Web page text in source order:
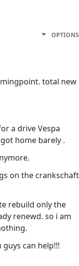
OPTIONS
total new
a drive Vespa
home barely .
on the crankschaft
rebuild only the
renewd. so i am
can help!!!